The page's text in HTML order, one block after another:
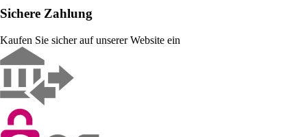
Sichere Zahlung
Kaufen Sie sicher auf unserer Website ein